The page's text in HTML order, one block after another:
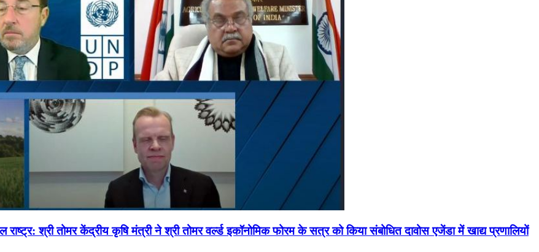
श्री तोमर केंद्रीय कृषि मंत्री ने श्री तोमर वर्ल्ड इकॉनोमिक फोरम के सत्र को किया संबोधित दावोस एजेंडा में खाद्य प्रणालियों